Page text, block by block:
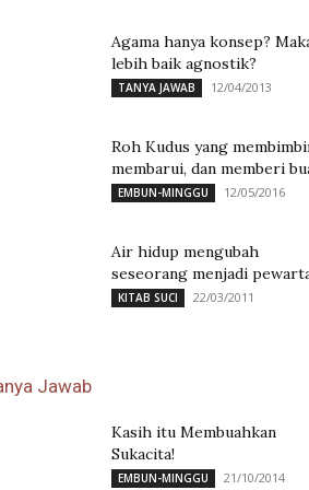
Agama hanya konsep?
lebih baik agnostik?
TANYA JAWAB 12/04/2013
Roh Kudus yang
membarui, dan memberi
EMBUN-MINGGU 12/05/2016
Air hidup mengubah
seseorang menjadi
KITAB SUCI 22/03/2011
Jawab
Kasih itu Membuahkan
Sukacita!
EMBUN-MINGGU 21/10/2014